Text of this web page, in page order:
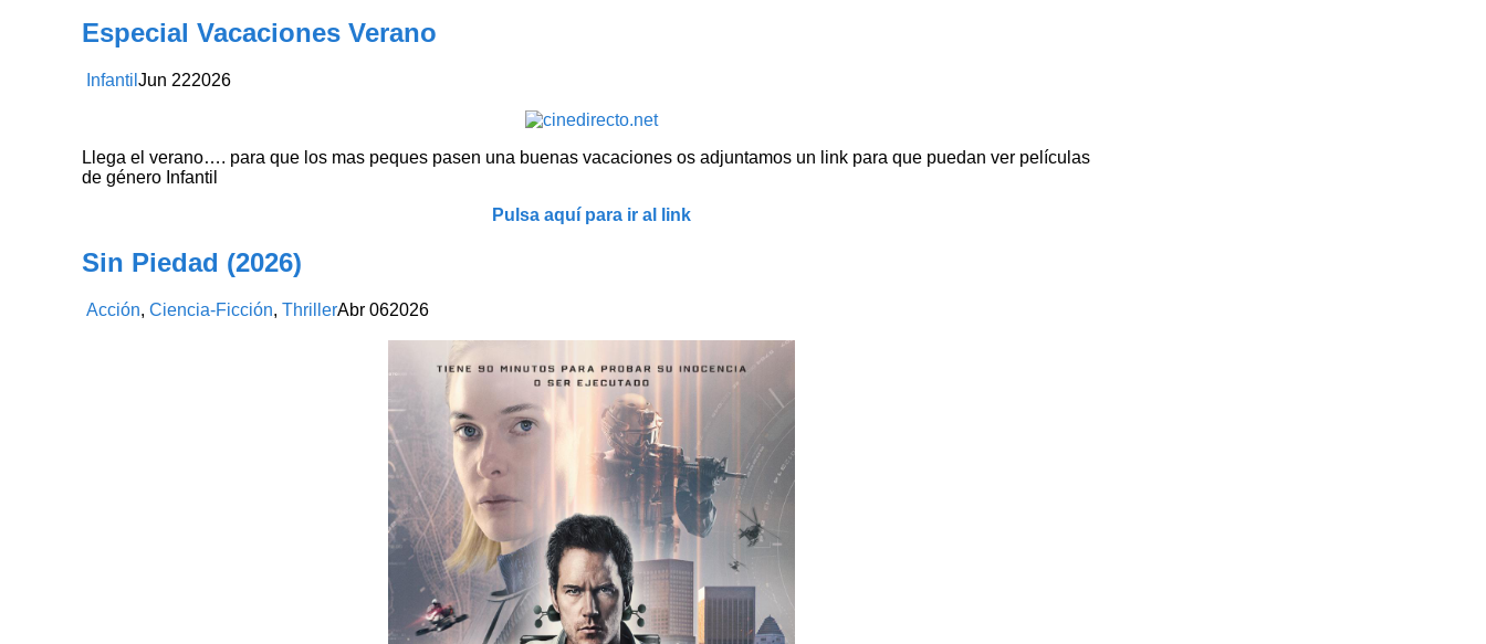
Especial Vacaciones Verano
InfantilJun 222026
Llega el verano…. para que los mas peques pasen una buenas vacaciones os adjuntamos un link para que puedan ver películas
de género Infantil
Pulsa aquí para ir al link
Sin Piedad (2026)
Acción,Ciencia-Ficción,ThrillerAbr 062026